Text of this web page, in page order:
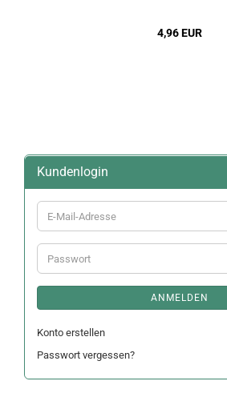
4,96 EUR
Kundenlogin
E-
Mail-
Adresse
Passwort
ANMELDEN
Konto erstellen
Passwort vergessen?